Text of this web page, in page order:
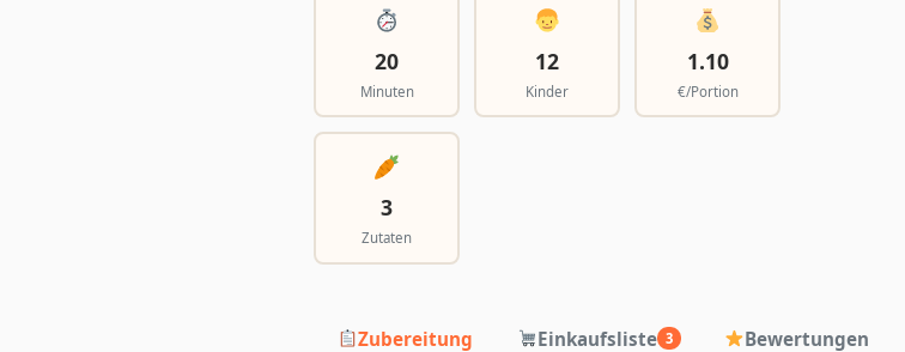
20
Minuten
12
Kinder
1.10
€/Portion
3
Zutaten
Zubereitung Einkaufsliste 3 Bewertungen